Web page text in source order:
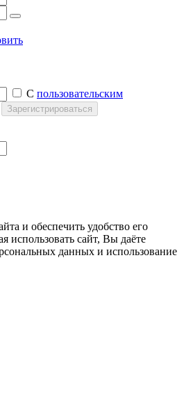
С пользовательским
Зарегистрироваться
и обеспечить удобство его
использовать сайт, Вы даёте
данных и использование